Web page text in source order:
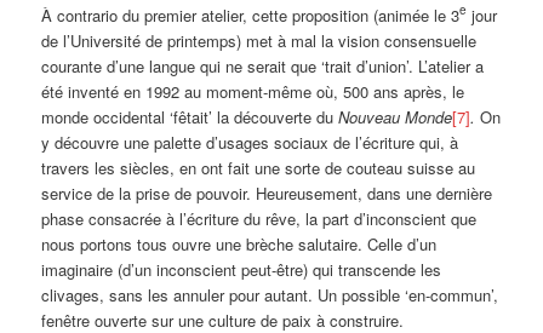
À contrario du premier atelier, cette proposition (animée le 3e jour
de l’Université de printemps) met à mal la vision consensuelle
courante d’une langue qui ne serait que ‘trait d’union’. L’atelier a
été inventé en 1992 au moment-même où, 500 ans après, le
monde occidental ‘fêtait’ la découverte duNouveau Monde[7].On
y découvre une palette d’usages sociaux de l’écriture qui, à
travers les siècles, en ont fait une sorte de couteau suisse au
service de la prise de pouvoir. Heureusement, dans une dernière
phase consacrée à l’écriture du rêve, la part d’inconscient que
nous portons tous ouvre une brèche salutaire. Celle d’un
imaginaire (d’un inconscient peut-être) qui transcende les
clivages, sans les annuler pour autant. Un possible ‘en-commun’,
fenêtre ouverte sur une culture de paix à construire.